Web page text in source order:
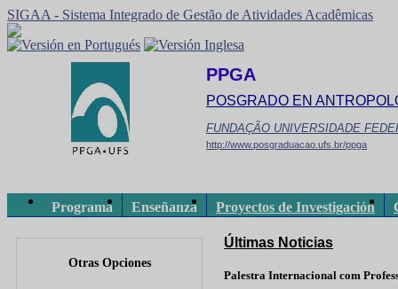
SIGAA - Sistema Integrado de Gestão de Atividades Acadêmicas
PPGA
POSGRADO EN
FUNDAÇÃO UNIVERSIDADE
http://www.posgraduacao.ufs.br/ppga
Programa Enseñanza Proyectos de Investigación
Otras Opciones
Últimas Noticias
Palestra Internacional com